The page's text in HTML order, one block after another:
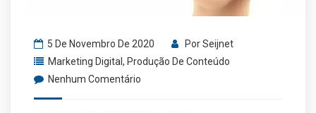
5 De Novembro De 2020 PorSeijnet
Marketing Digital , Produção De Conteúdo
Nenhum Comentário